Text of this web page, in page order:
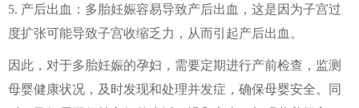
5. 产后出血：多胎妊娠容易导致产后出血，这是因为子宫过
度扩张可能导致子宫收缩乏力，从而引起产后出血。
因此，对于多胎妊娠的孕妇，需要定期进行产前检查，监测
母婴健康状况，及时发现和处理并发症，确保母婴安全。同